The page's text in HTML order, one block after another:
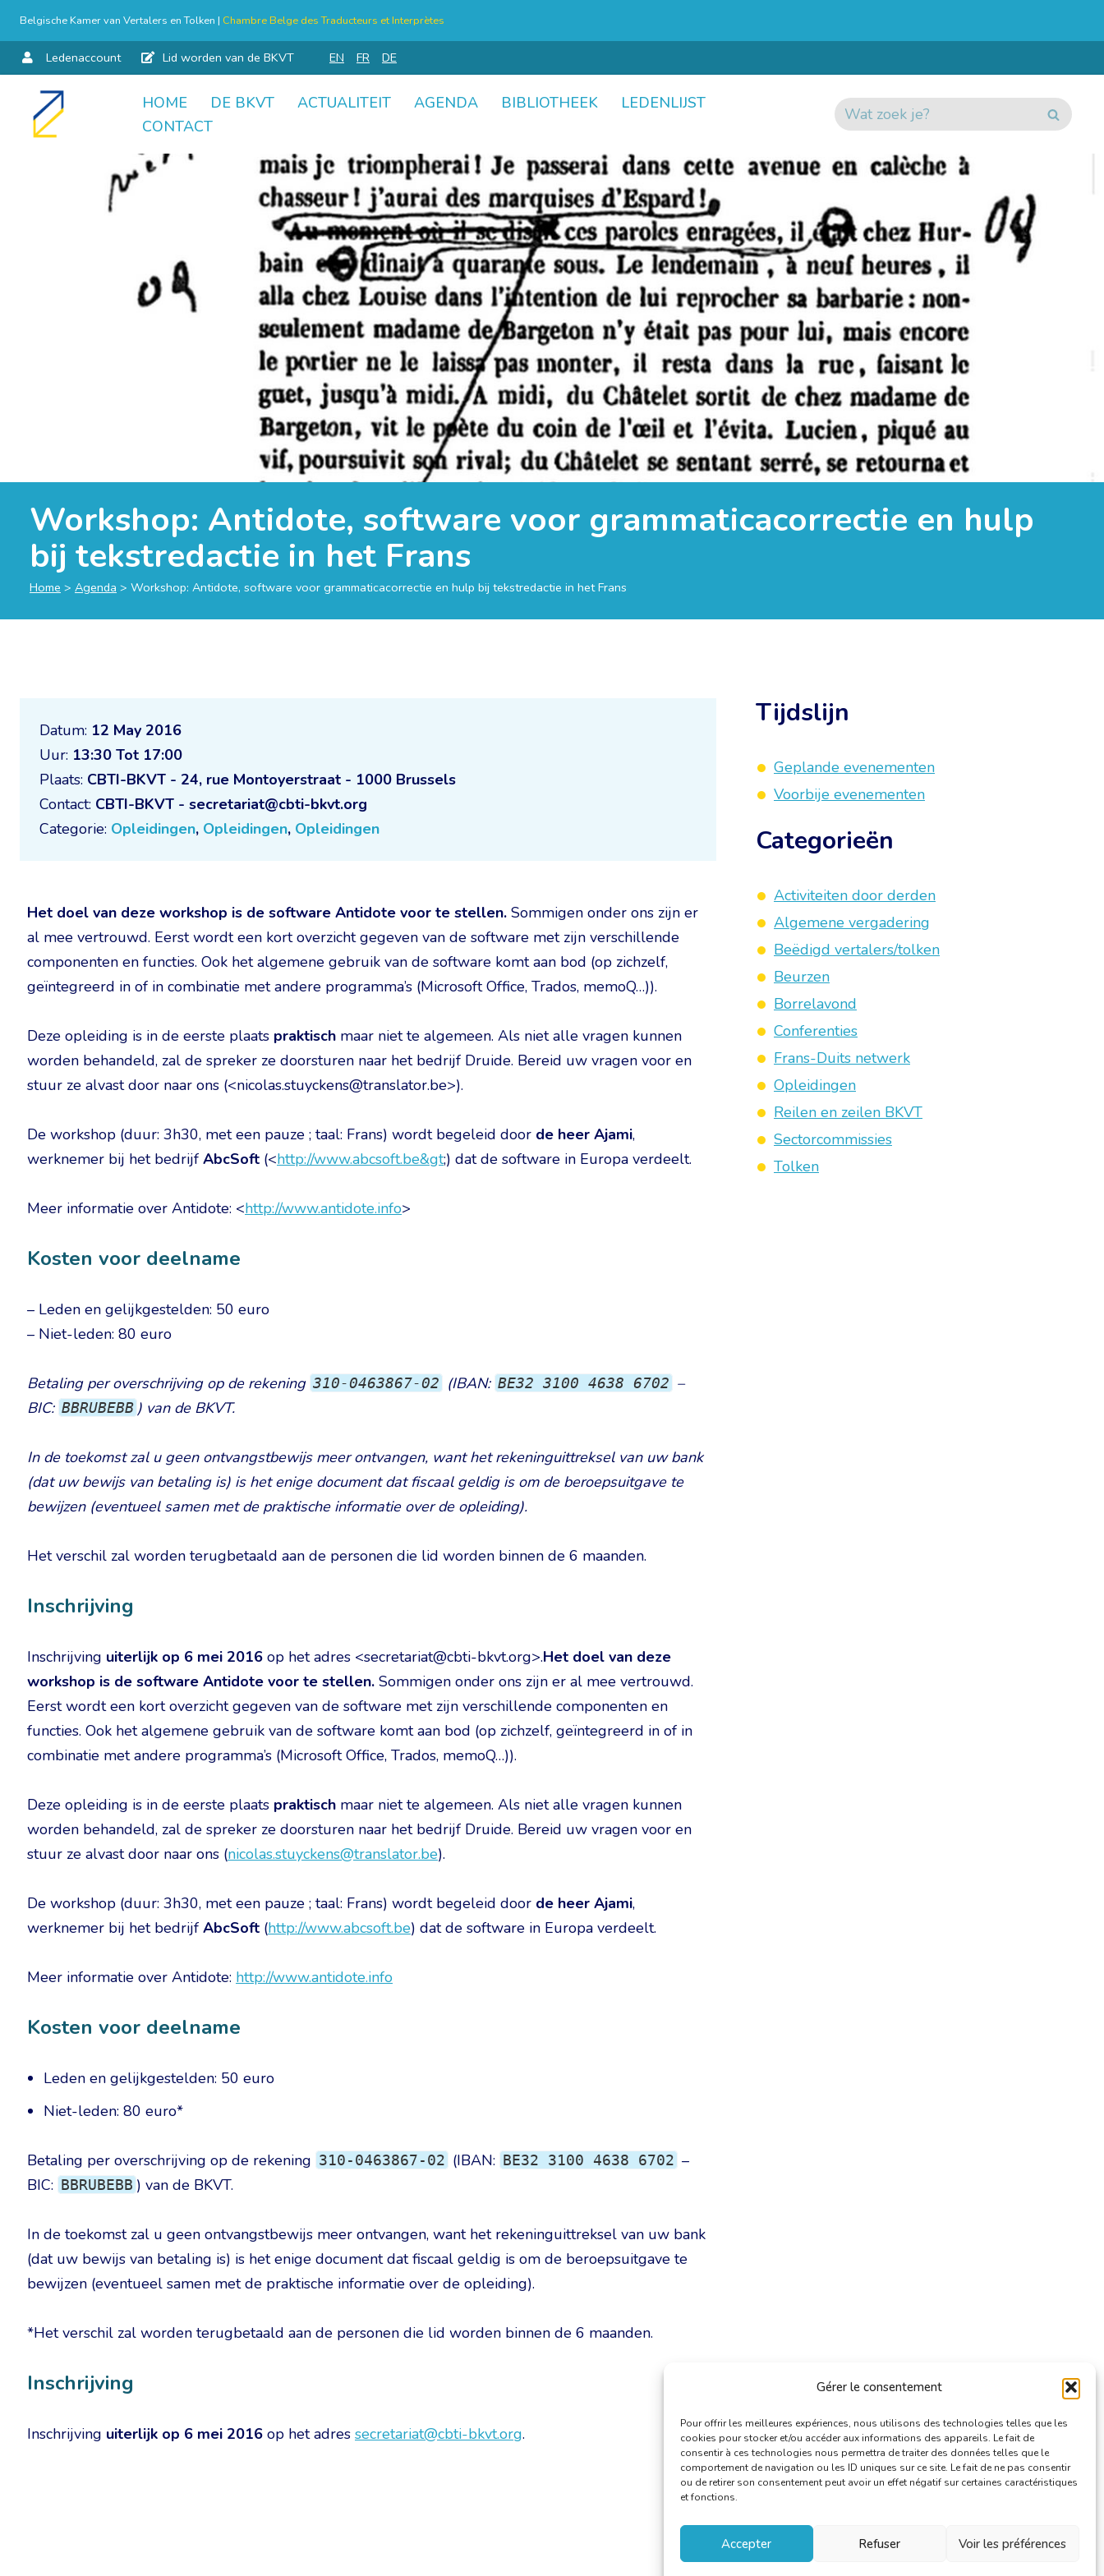
Gérer le consentement
Pour offrir les meilleures expériences, nous utilisons des technologies telles que les
cookies pour stocker et/ou accéder aux informations des appareils. Le fait de
consentir à ces technologies nous permettra de traiter des données telles que le
comportement de navigation ou les ID uniques sur ce site. Le fait de ne pas consentir
ou de retirer son consentement peut avoir un effet négatif sur certaines caractéristiques
et fonctions.
Accepter Refuser Voir les préférences
Belgische Kamer van Vertalers en Tolken | Chambre Belge des Traducteurs et Interprètes
Ledenaccount Lid worden van de BKVT EN FR DE
Skip
HOME DE BKVT ACTUALITEIT AGENDA BIBLIOTHEEK
LEDENLIJST
CONTACT
Workshop: Antidote, software voor grammaticacorrectie en hulp
bij tekstredactie in het Frans
Home > Agenda > Workshop: Antidote, software voor grammaticacorrectie en hulp bij tekstredactie in het Frans
Datum: 12 May 2016
Uur: 13:30 Tot 17:00
Plaats: CBTI-BKVT - 24, rue Montoyerstraat - 1000 Brussels
Contact: CBTI-BKVT - secretariat@cbti-bkvt.org
Categorie: Opleidingen, Opleidingen, Opleidingen
Het doel van deze workshop is de software Antidote voor te stellen. Sommigen onder ons zijn er
al mee vertrouwd. Eerst wordt een kort overzicht gegeven van de software met zijn verschillende
componenten en functies. Ook het algemene gebruik van de software komt aan bod (op zichzelf,
geïntegreerd in of in combinatie met andere programma’s (Microsoft Office, Trados, memoQ…)).
Deze opleiding is in de eerste plaats praktisch maar niet te algemeen. Als niet alle vragen kunnen
worden behandeld, zal de spreker ze doorsturen naar het bedrijf Druide. Bereid uw vragen voor en
stuur ze alvast door naar ons (<nicolas.stuyckens@translator.be>).
De workshop (duur: 3h30, met een pauze ; taal: Frans) wordt begeleid door de heer Ajami,
werknemer bij het bedrijf AbcSoft (<http://www.abcsoft.be&gt;) dat de software in Europa verdeelt.
Meer informatie over Antidote: <http://www.antidote.info>
Kosten voor deelname
– Leden en gelijkgestelden: 50 euro
– Niet-leden: 80 euro
Betaling per overschrijving op de rekening 310-0463867-02 (IBAN: BE32 3100 4638 6702 –
BIC: BBRUBEBB ) van de BKVT.
In de toekomst zal u geen ontvangstbewijs meer ontvangen, want het rekeninguittreksel van uw bank
(dat uw bewijs van betaling is) is het enige document dat fiscaal geldig is om de beroepsuitgave te
bewijzen (eventueel samen met de praktische informatie over de opleiding).
Het verschil zal worden terugbetaald aan de personen die lid worden binnen de 6 maanden.
Inschrijving
Inschrijving uiterlijk op 6 mei 2016 op het adres <secretariat@cbti-bkvt.org>.Het doel van deze
workshop is de software Antidote voor te stellen. Sommigen onder ons zijn er al mee vertrouwd.
Eerst wordt een kort overzicht gegeven van de software met zijn verschillende componenten en
functies. Ook het algemene gebruik van de software komt aan bod (op zichzelf, geïntegreerd in of in
combinatie met andere programma’s (Microsoft Office, Trados, memoQ…)).
Deze opleiding is in de eerste plaats praktisch maar niet te algemeen. Als niet alle vragen kunnen
worden behandeld, zal de spreker ze doorsturen naar het bedrijf Druide. Bereid uw vragen voor en
stuur ze alvast door naar ons (nicolas.stuyckens@translator.be).
De workshop (duur: 3h30, met een pauze ; taal: Frans) wordt begeleid door de heer Ajami,
werknemer bij het bedrijf AbcSoft (http://www.abcsoft.be) dat de software in Europa verdeelt.
Meer informatie over Antidote: http://www.antidote.info
Kosten voor deelname
Leden en gelijkgestelden: 50 euro
Niet-leden: 80 euro*
Betaling per overschrijving op de rekening 310-0463867-02 (IBAN: BE32 3100 4638 6702 –
BIC: BBRUBEBB ) van de BKVT.
In de toekomst zal u geen ontvangstbewijs meer ontvangen, want het rekeninguittreksel van uw bank
(dat uw bewijs van betaling is) is het enige document dat fiscaal geldig is om de beroepsuitgave te
bewijzen (eventueel samen met de praktische informatie over de opleiding).
*Het verschil zal worden terugbetaald aan de personen die lid worden binnen de 6 maanden.
Inschrijving
Inschrijving uiterlijk op 6 mei 2016 op het adres secretariat@cbti-bkvt.org.
Tijdslijn
Geplande evenementen
Voorbije evenementen
Categorieën
Activiteiten door derden
Algemene vergadering
Beëdigd vertalers/tolken
Beurzen
Borrelavond
Conferenties
Frans-Duits netwerk
Opleidingen
Reilen en zeilen BKVT
Sectorcommissies
Tolken